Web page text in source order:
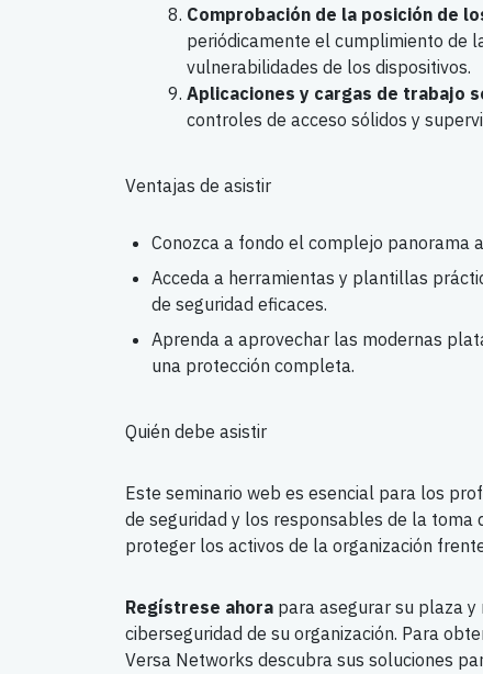
Comprobación de la posición de
periódicamente el cumplimiento de
vulnerabilidades de los dispositivos.
Aplicaciones y cargas de trabajo
controles de acceso sólidos y
Ventajas de asistir
Conozca a fondo el complejo panorama
Acceda a herramientas y plantillas
de seguridad eficaces.
Aprenda a aprovechar las modernas
una protección completa.
Quién debe asistir
Este seminario web es esencial para los
de seguridad y los responsables de la toma
proteger los activos de la organización
Regístrese ahora para asegurar su plaza
ciberseguridad de su organización. Para
Versa Networks descubra sus soluciones